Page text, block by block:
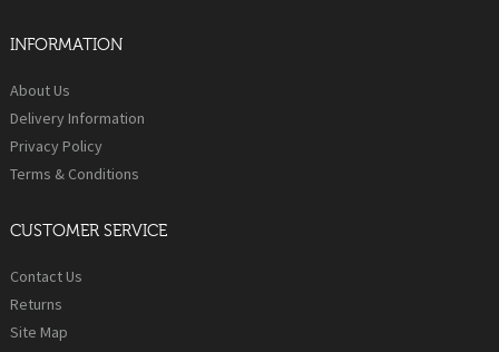
INFORMATION
About Us
Delivery Information
Privacy Policy
Terms & Conditions
CUSTOMER SERVICE
Contact Us
Returns
Site Map